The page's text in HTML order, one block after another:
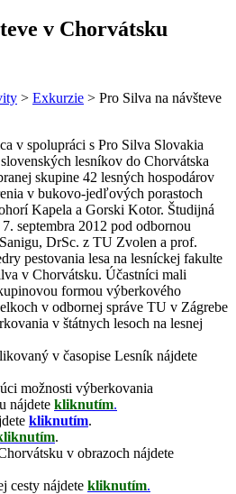
v Chorvátsku
> Exkurzie > Pro Silva na návšteve
v spolupráci s Pro Silva Slovakia
lesníkov do Chorvátska
skupine 42 lesných hospodárov
v bukovo-jedľových porastoch
Kapela a Gorski Kotor. Študijná
septembra 2012 pod odbornou
DrSc. z TU Zvolen a prof.
pestovania lesa na lesníckej fakulte
v Chorvátsku. Účastníci mali
formou výberkového
v odbornej správe TU v Zágrebe
v štátnych lesoch na lesnej
v časopise Lesník nájdete
možnosti výberkovania
nájdete kliknutím.
kliknutím.
.
v obrazoch nájdete
cesty nájdete kliknutím.